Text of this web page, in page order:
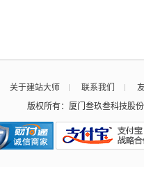
关于建站大师 联系我们
版权所有：厦门叁玖叁科技股